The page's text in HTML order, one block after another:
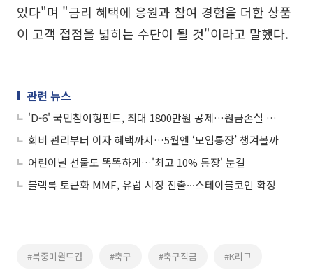
있다"며 "금리 혜택에 응원과 참여 경험을 더한 상품
이 고객 접점을 넓히는 수단이 될 것"이라고 말했다.
관련 뉴스
'D-6' 국민참여형펀드, 최대 1800만원 공제…원금손실 가능성도
회비 관리부터 이자 혜택까지…5월엔 ‘모임통장’ 챙겨볼까
어린이날 선물도 똑똑하게…'최고 10% 통장' 눈길
블랙록 토큰화 MMF, 유럽 시장 진출∙∙∙스테이블코인 확장
#북중미월드컵 #축구 #축구적금 #K리그